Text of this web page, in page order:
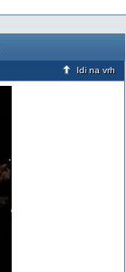
Idi na vrh